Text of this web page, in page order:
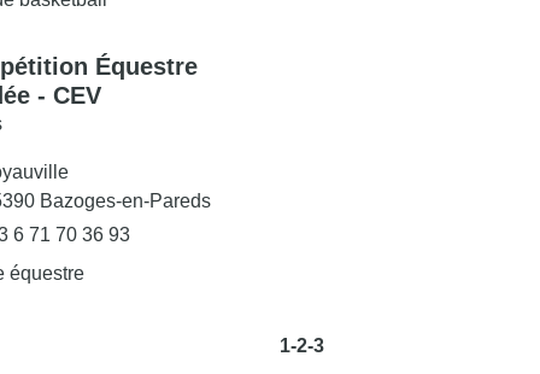
Équestre
- CEV
Bazoges-en-Pareds
6 71 70 36 93
équestre
1-2-3